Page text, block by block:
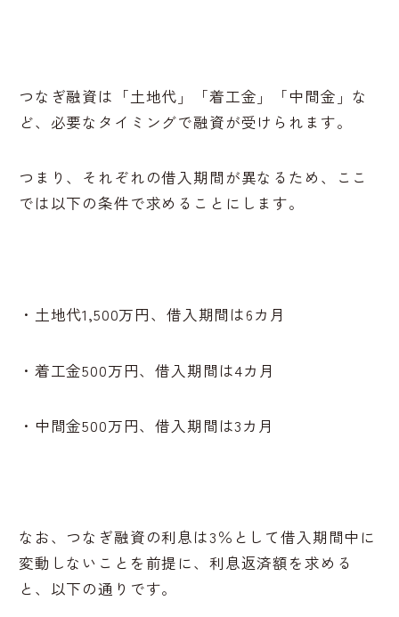
つなぎ融資は「土地代」「着工金」「中間金」な
ど、必要なタイミングで融資が受けられます。
つまり、それぞれの借入期間が異なるため、ここ
では以下の条件で求めることにします。
・土地代1,500万円、借入期間は6カ月
・着工金500万円、借入期間は4カ月
・中間金500万円、借入期間は3カ月
なお、つなぎ融資の利息は3％として借入期間中に
変動しないことを前提に、利息返済額を求める
と、以下の通りです。